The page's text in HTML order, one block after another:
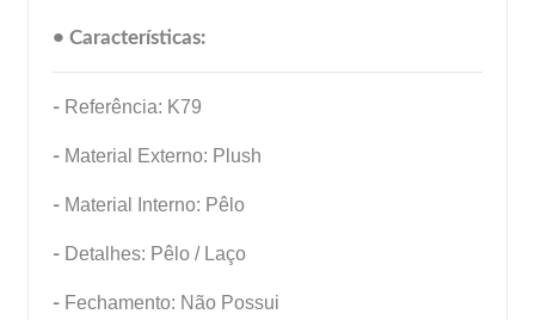
• Características:
- Referência: K79
- Material Externo: Plush
- Material Interno: Pêlo
- Detalhes: Pêlo / Laço
- Fechamento: Não Possui